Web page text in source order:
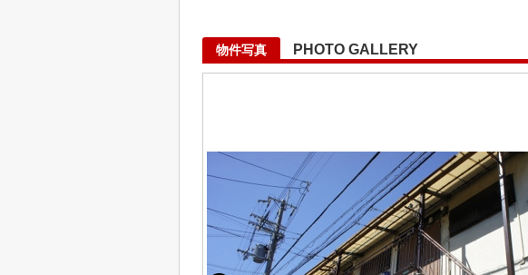
物件写真 PHOTO GALLERY